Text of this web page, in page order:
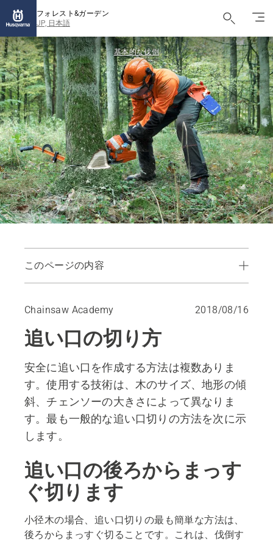
フォレスト&ガーデン
JP, 日本語
基本的な伐倒
このページの内容
突っ込み切り
追いづる切り
廻し切り方式
Chainsaw Academy 2018/08/16
追い口の切り方
安全に追い口を作成する方法は複数ありま
す。使用する技術は、木のサイズ、地形の傾
斜、チェンソーの大きさによって異なりま
す。最も一般的な追い口切りの方法を次に示
します。
追い口の後ろからまっす
ぐ切ります
小径木の場合、追い口切りの最も簡単な方法は、
後ろからまっすぐ切ることです。これは、伐倒す